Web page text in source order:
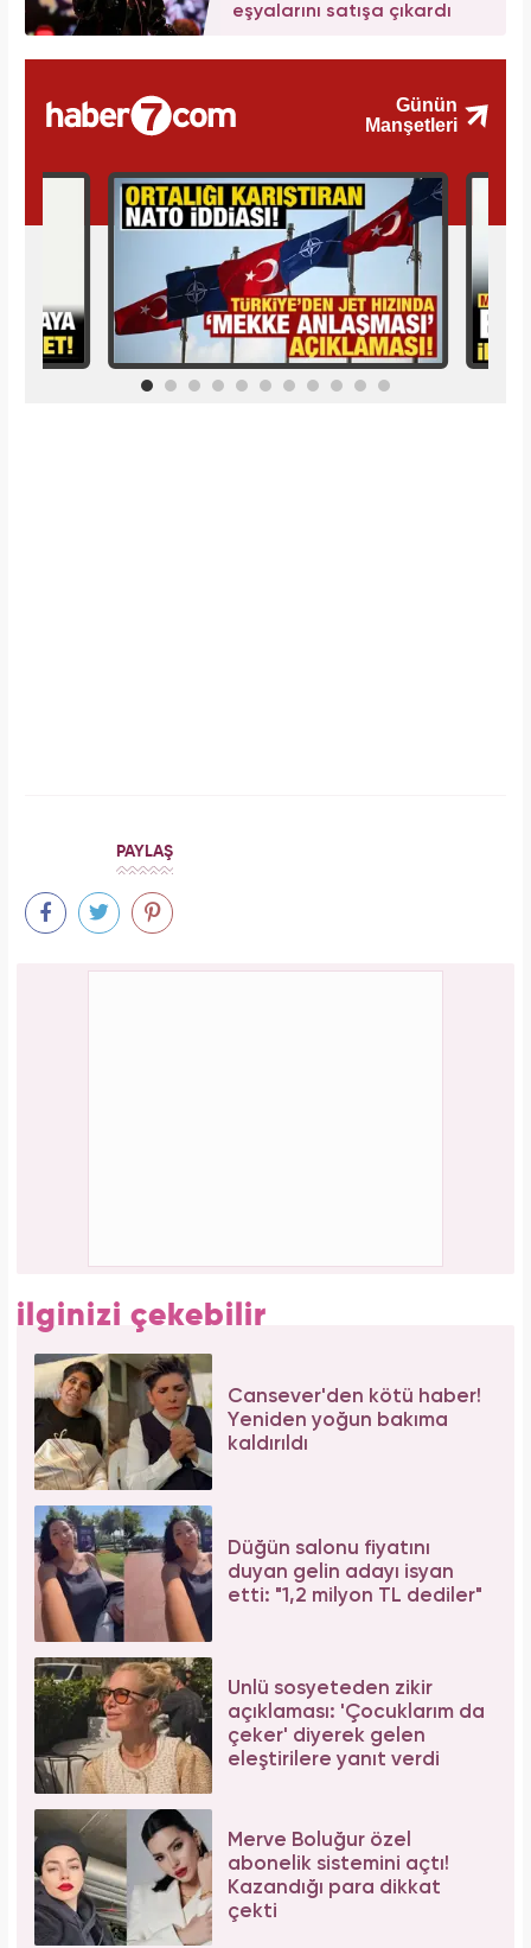
eşyalarını satışa çıkardı
Tüm dünyada süper besin ilan edildi! Çöpe
atılan yaprakların faydası şaşırttı
Aşil tendonu kopmuştu! Cengiz Bozkurt son
durumunu paylaştı